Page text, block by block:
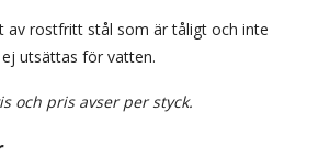
av rostfritt stål som är tåligt och inte
utsättas för vatten.
och pris avser per styck.